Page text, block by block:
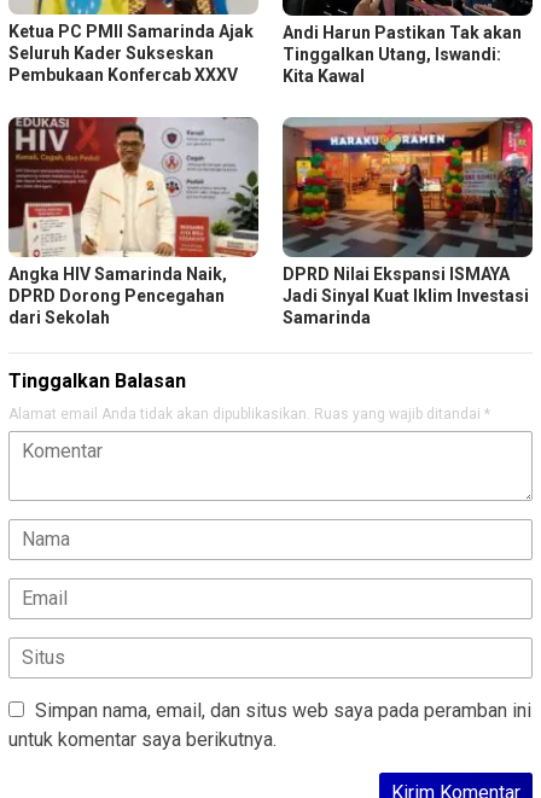
Ketua PC PMII Samarinda Ajak
Seluruh Kader Sukseskan
Pembukaan Konfercab XXXV
Andi Harun Pastikan Tak akan
Tinggalkan Utang, Iswandi:
Kita Kawal
Angka HIV Samarinda Naik,
DPRD Dorong Pencegahan
dari Sekolah
DPRD Nilai Ekspansi ISMAYA
Jadi Sinyal Kuat Iklim Investasi
Samarinda
Tinggalkan Balasan
Alamat email Anda tidak akan dipublikasikan. Ruas yang wajib ditandai *
Simpan nama, email, dan situs web saya pada peramban ini
untuk komentar saya berikutnya.